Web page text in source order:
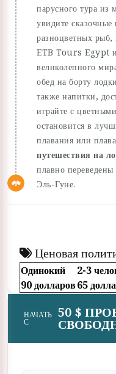
парусного тура из
увидите
разноцветных рыб,
ETB Tours Egypt и
великолепного
обед на борту
также напитки,
играйте с
остановится в
плавания или
путешествия на
плавно
Эль-Гуне.
Ценовая
Одинокий 2-3
90 долларов65
НАЧАТЬ
С
50 $